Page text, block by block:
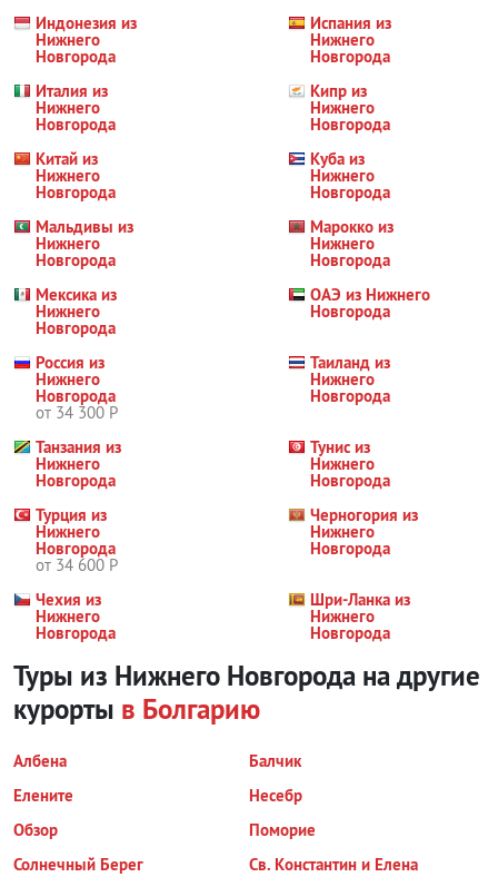
Индонезия из
Нижнего
Новгорода
Испания из
Нижнего
Новгорода
Италия из
Нижнего
Новгорода
Кипр из
Нижнего
Новгорода
Китай из
Нижнего
Новгорода
Куба из
Нижнего
Новгорода
Мальдивы из
Нижнего
Новгорода
Марокко из
Нижнего
Новгорода
Мексика из
Нижнего
Новгорода
ОАЭ из Нижнего
Новгорода
Россия из
Нижнего
Новгорода
от 34 300 Р
Таиланд из
Нижнего
Новгорода
Танзания из
Нижнего
Новгорода
Тунис из
Нижнего
Новгорода
Турция из
Нижнего
Новгорода
от 34 600 Р
Черногория из
Нижнего
Новгорода
Чехия из
Нижнего
Новгорода
Шри-Ланка из
Нижнего
Новгорода
Туры из Нижнего Новгорода на другие
курорты в Болгарию
Албена
Балчик
Елените
Несебр
Обзор
Поморие
Солнечный Берег
Св. Константин и Елена